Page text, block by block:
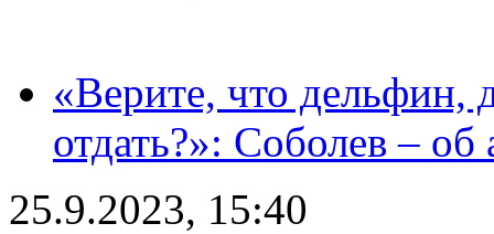
«Верите, что дельфин,
отдать?»: Соболев – об
25.9.2023, 15:40